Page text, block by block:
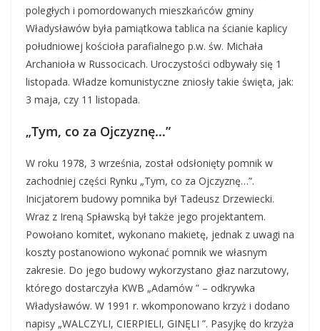
poległych i pomordowanych mieszkańców gminy
Władysławów była pamiątkowa tablica na ścianie kaplicy
południowej kościoła parafialnego p.w. św. Michała
Archanioła w Russocicach. Uroczystości odbywały się 1
listopada. Władze komunistyczne zniosły takie święta, jak:
3 maja, czy 11 listopada.
„Tym, co za Ojczyznę…”
W roku 1978, 3 września, został odsłonięty pomnik w
zachodniej części Rynku „Tym, co za Ojczyznę…”.
Inicjatorem budowy pomnika był Tadeusz Drzewiecki.
Wraz z Ireną Spławską był także jego projektantem.
Powołano komitet, wykonano makietę, jednak z uwagi na
koszty postanowiono wykonać pomnik we własnym
zakresie. Do jego budowy wykorzystano głaz narzutowy,
którego dostarczyła KWB „Adamów ” – odkrywka
Władysławów. W 1991 r. wkomponowano krzyż i dodano
napisy „WALCZYLI, CIERPIELI, GINĘLI ”. Pasyjkę do krzyża